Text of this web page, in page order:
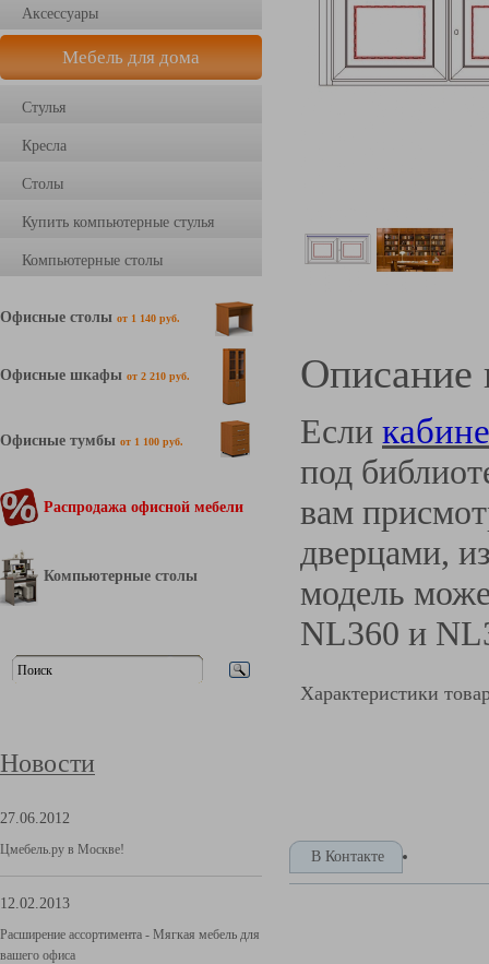
Аксессуары
Мебель для дома
Стулья
Кресла
Столы
Купить компьютерные стулья
Компьютерные столы
Офисные столы от 1 140 руб.
Офисные шкафы от 2 210 руб.
Офисные тумбы от 1 100 руб.
Распродажа офисной мебели
Компьютерные столы
Новости
27.06.2012
Цмебель.ру в Москве!
12.02.2013
Расширение ассортимента - Мягкая мебель для
вашего офиса
Описание
Если
под
вам
дверцами,
модель
NL360 и
Характеристики
В Контакте